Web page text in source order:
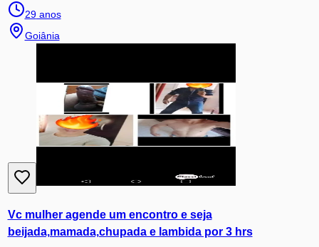
29anos
Goiânia
Vc mulher agende um encontro e seja
beijada,mamada,chupada e lambida por 3 hrs